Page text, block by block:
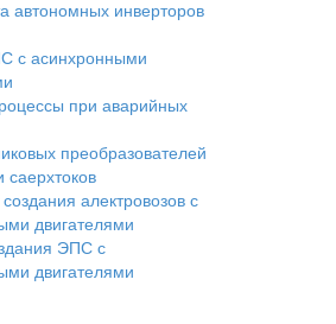
автономных инверторов
с асинхронными
при аварийных
преобразователей
алектровозов с
двигателями
ЭПС с
двигателями